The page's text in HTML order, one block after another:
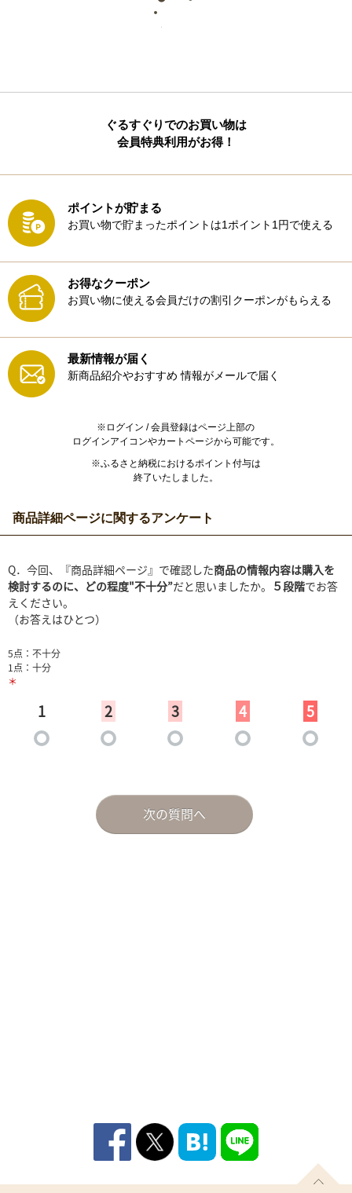
ぐるすぐりでのお買い物は
会員特典利用がお得！
ポイントが貯まる
お買い物で貯まったポイントは1ポイント1円で使える
お得なクーポン
お買い物に使える会員だけの割引クーポンがもらえる
最新情報が届く
新商品紹介やおすすめ 情報がメールで届く
※ログイン / 会員登録はページ上部の
ログインアイコンやカートページから可能です。
※ふるさと納税におけるポイント付与は
終了いたしました。
商品詳細ページに関するアンケート